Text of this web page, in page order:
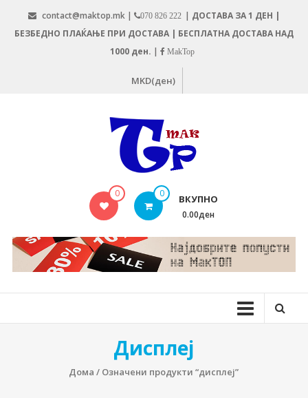
content
contact@maktop.mk | 070 826 222 | ДОСТАВА ЗА 1 ДЕН |
БЕЗБЕДНО ПЛАЌАЊЕ ПРИ ДОСТАВА | БЕСПЛАТНА ДОСТАВА НАД
1000 ден. | MakTop
MKD(ден)
MAKTOP.MK
0 0 ВКУПНО
0.00ден
Дисплеј
Дома / Означени продукти “дисплеј”